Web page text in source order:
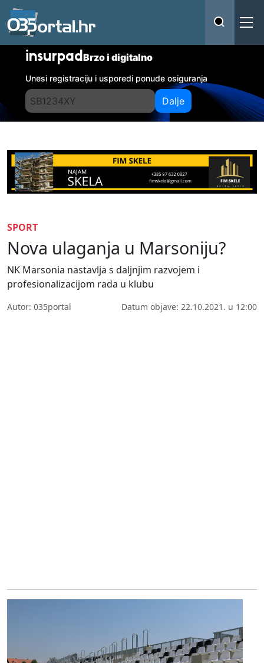
insurpadBrzo i digitalno
Unesi registraciju i usporedi ponude osiguranja
Dalje
SPORT
Nova ulaganja u Marsoniju?
NK Marsonia nastavlja s daljnjim razvojem i
profesionalizacijom rada u klubu
Autor: 035portal Datum objave: 22.10.2021. u 12:00